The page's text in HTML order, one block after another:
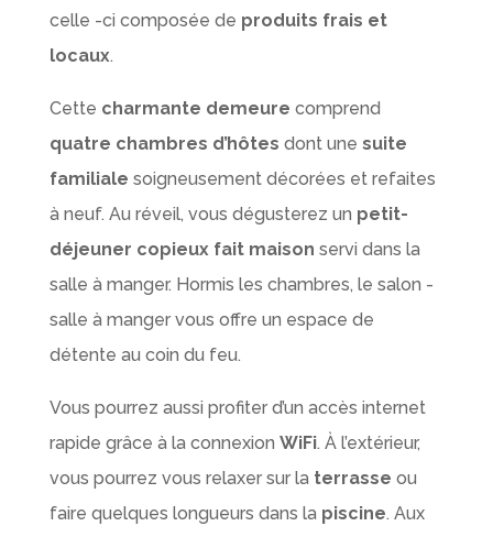
celle -ci composée de produits frais et
locaux.
Cette charmante demeure comprend
quatre chambres d’hôtes dont une suite
familiale soigneusement décorées et refaites
à neuf. Au réveil, vous dégusterez un petit-
déjeuner copieux fait maison servi dans la
salle à manger. Hormis les chambres, le salon -
salle à manger vous offre un espace de
détente au coin du feu.
Vous pourrez aussi profiter d’un accès internet
rapide grâce à la connexion WiFi. À l’extérieur,
vous pourrez vous relaxer sur la terrasse ou
faire quelques longueurs dans la piscine. Aux